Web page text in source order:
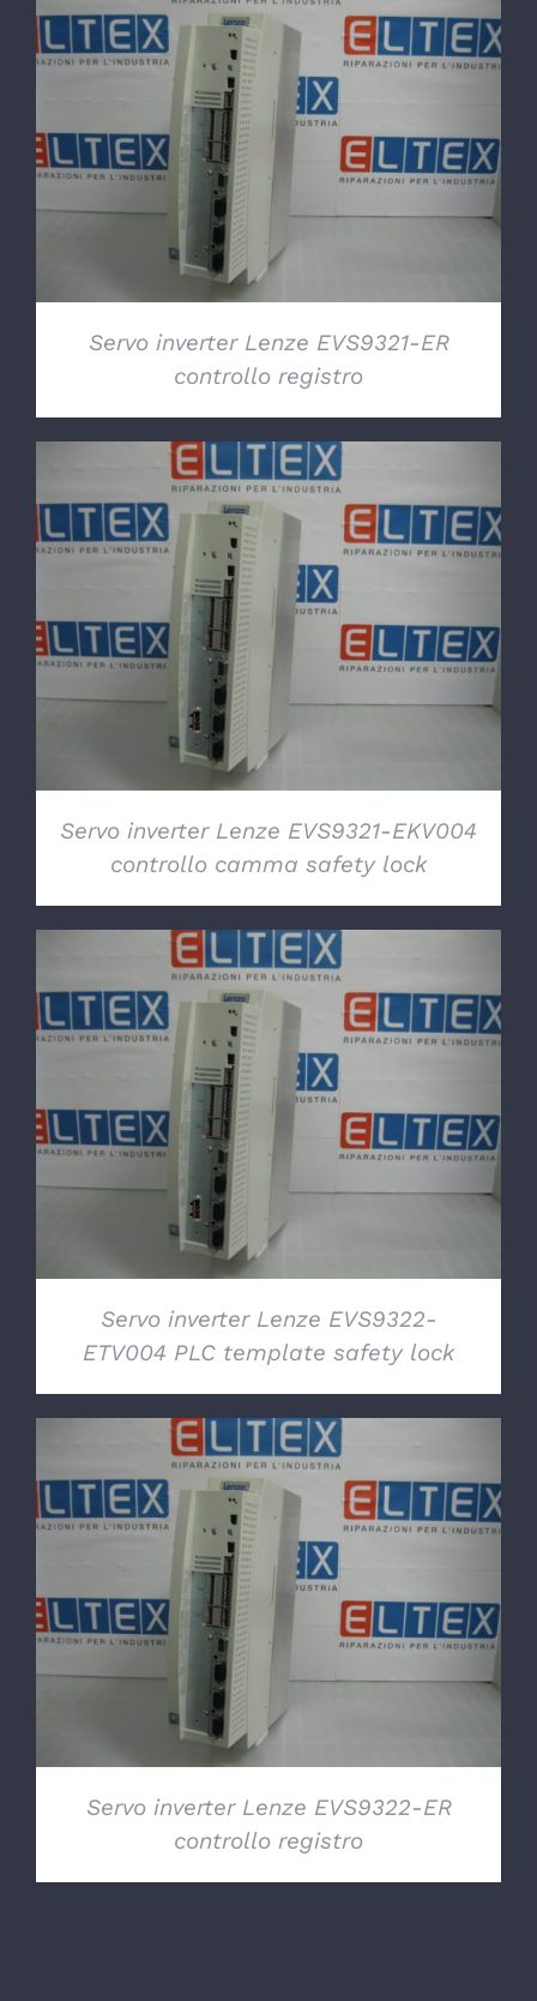
DETTAGLI
Servo inverter Lenze EVS9321-ER
controllo registro
DETTAGLI
Servo inverter Lenze EVS9321-EKV004
controllo camma safety lock
DETTAGLI
Servo inverter Lenze EVS9322-
ETV004 PLC template safety lock
DETTAGLI
Servo inverter Lenze EVS9322-ER
controllo registro